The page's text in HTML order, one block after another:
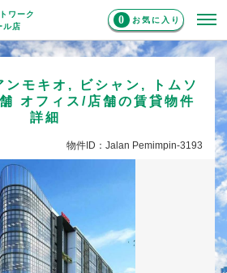
ワーク
ル店
0 お気に入り
ンモキオ, ビシャン, トムソ
オフィス/店舗の賃貸物件
詳細
物件ID：Jalan Pemimpin-3193